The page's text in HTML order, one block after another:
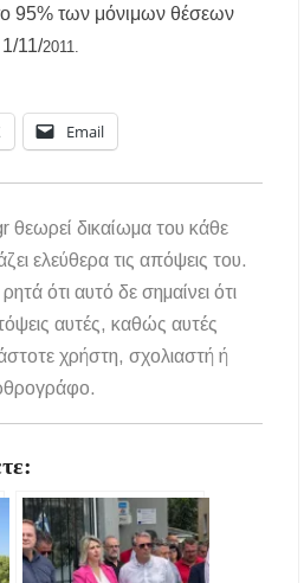
95% των μόνιμων θέσεων
1/11/2011.
Email
θεωρεί δικαίωμα του κάθε
ελεύθερα τις απόψεις του.
ότι αυτό δε σημαίνει ότι
αυτές, καθώς αυτές
χρήστη, σχολιαστή ή